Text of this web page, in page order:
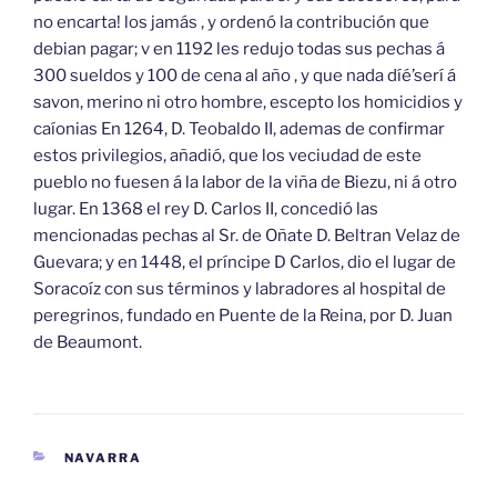
no encarta! los jamás , y ordenó la contribución que
debian pagar; v en 1192 les redujo todas sus pechas á
300 sueldos y 100 de cena al año , y que nada díé’serí á
savon, merino ni otro hombre, escepto los homicidios y
caíonias En 1264, D. Teobaldo II, ademas de confirmar
estos privilegios, añadió, que los veciudad de este
pueblo no fuesen á la labor de la viña de Biezu, ni á otro
lugar. En 1368 el rey D. Carlos II, concedió las
mencionadas pechas al Sr. de Oñate D. Beltran Velaz de
Guevara; y en 1448, el príncipe D Carlos, dio el lugar de
Soracoíz con sus términos y labradores al hospital de
peregrinos, fundado en Puente de la Reina, por D. Juan
de Beaumont.
CATEGORÍAS
NAVARRA